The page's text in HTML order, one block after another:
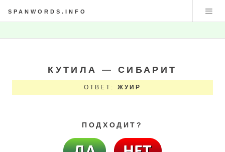
SPANWORDS.INFO
КУТИЛА — СИБАРИТ
ОТВЕТ: ЖУИР
ПОДХОДИТ?